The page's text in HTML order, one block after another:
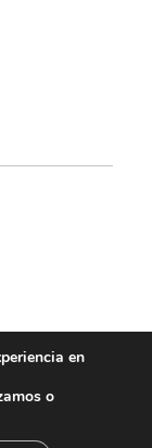
en
o